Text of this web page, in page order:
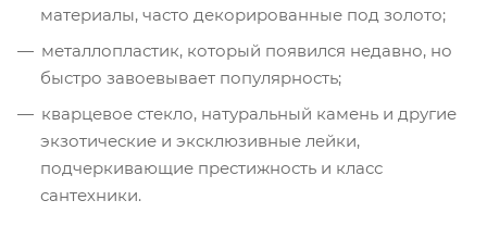
материалы, часто декорированные под золото;
металлопластик, который появился недавно, но
быстро завоевывает популярность;
кварцевое стекло, натуральный камень и другие
экзотические и эксклюзивные лейки,
подчеркивающие престижность и класс
сантехники.